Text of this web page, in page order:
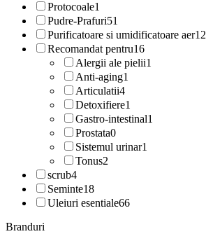
Protocoale1
Pudre-Prafuri51
Purificatoare si umidificatoare aer12
Recomandat pentru16
Alergii ale pielii1
Anti-aging1
Articulatii4
Detoxifiere1
Gastro-intestinal1
Prostata0
Sistemul urinar1
Tonus2
scrub4
Seminte18
Uleiuri esentiale66
Branduri